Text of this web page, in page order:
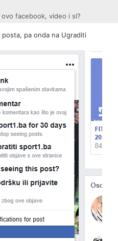
facebook, video i sl?
pa onda na Ugraditi